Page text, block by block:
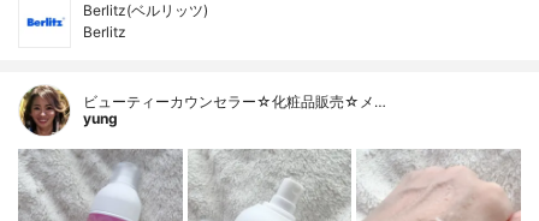
Berlitz(ベルリッツ)
Berlitz
ビューティーカウンセラー☆化粧品販売☆メ…
yung